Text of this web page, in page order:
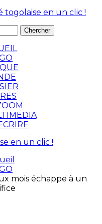
togolaise en un clic !
mois échappe à un